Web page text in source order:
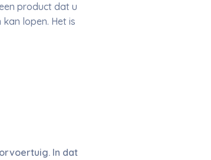
product dat u
lopen. Het is
In dat